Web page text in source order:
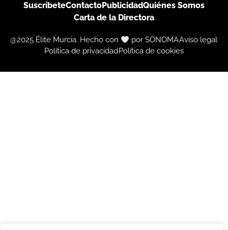
SuscríbeteContactoPublicidadQuiénes Somos
Carta de la Directora
@2025 Élite Murcia. Hecho con por SONOMAAviso legal
Política de privacidadPolítica de cookies